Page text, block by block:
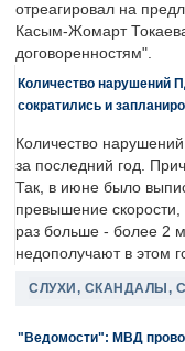
отреагировал на
Касым-Жомарт
договоренностям".
Количество нарушений
сократились и
Количество
за последний год.
Так, в июне было
превышение скорости,
раз больше - более 2
недополучают в этом
СЛУХИ, СКАНДАЛЫ,
"Ведомости": МВД